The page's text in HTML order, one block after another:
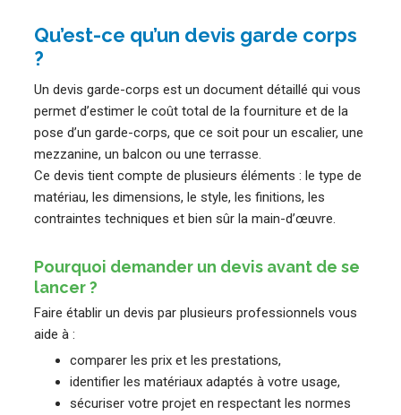
Qu’est-ce qu’un devis garde corps
?
Un devis garde-corps est un document détaillé qui vous
permet d’estimer le coût total de la fourniture et de la
pose d’un garde-corps, que ce soit pour un escalier, une
mezzanine, un balcon ou une terrasse.
Ce devis tient compte de plusieurs éléments : le type de
matériau, les dimensions, le style, les finitions, les
contraintes techniques et bien sûr la main-d’œuvre.
Pourquoi demander un devis avant de se
lancer ?
Faire établir un devis par plusieurs professionnels vous
aide à :
comparer les prix et les prestations,
identifier les matériaux adaptés à votre usage,
sécuriser votre projet en respectant les normes